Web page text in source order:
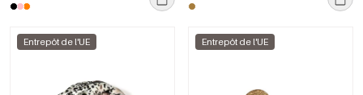
Entrepôt de l'UE Entrepôt de l'UE